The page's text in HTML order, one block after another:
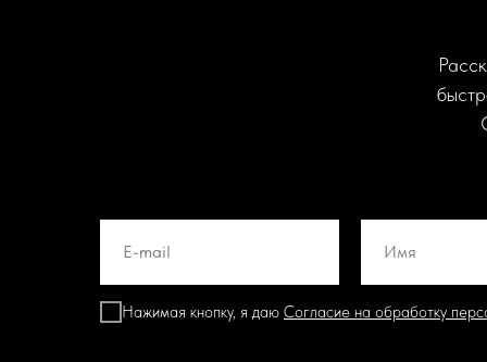
Нажимая кнопку, я даю Согласие на обработку